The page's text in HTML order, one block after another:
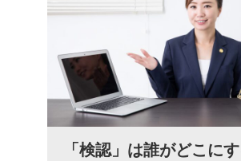
「検認」は誰がどこに